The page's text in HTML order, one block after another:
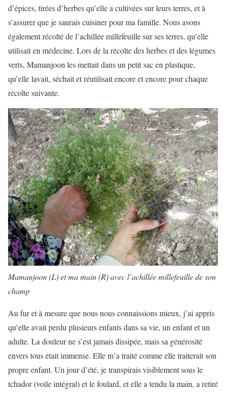
d’épices, tirées d’herbes qu’elle a cultivées sur leurs terres, et à
s’assurer que je saurais cuisiner pour ma famille. Nous avons
également récolté de l’achillée millefeuille sur ses terres, qu’elle
utilisait en médecine. Lors de la récolte des herbes et des légumes
verts, Mamanjoon les mettait dans un petit sac en plastique,
qu’elle lavait, séchait et réutilisait encore et encore pour chaque
récolte suivante.
Mamanjoon (L) et ma main (R) avec l’achillée millefeuille de son
champ
Au fur et à mesure que nous nous connaissions mieux, j’ai appris
qu’elle avait perdu plusieurs enfants dans sa vie, un enfant et un
adulte. La douleur ne s’est jamais dissipée, mais sa générosité
envers tous était immense. Elle m’a traité comme elle traiterait son
propre enfant. Un jour d’été, je transpirais visiblement sous le
tchador (voile intégral) et le foulard, et elle a tendu la main, a retiré